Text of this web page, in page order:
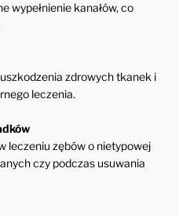
wypełnienie kanałów, co
zdrowych tkanek i
leczenia.
leczeniu zębów o nietypowej
czy podczas usuwania